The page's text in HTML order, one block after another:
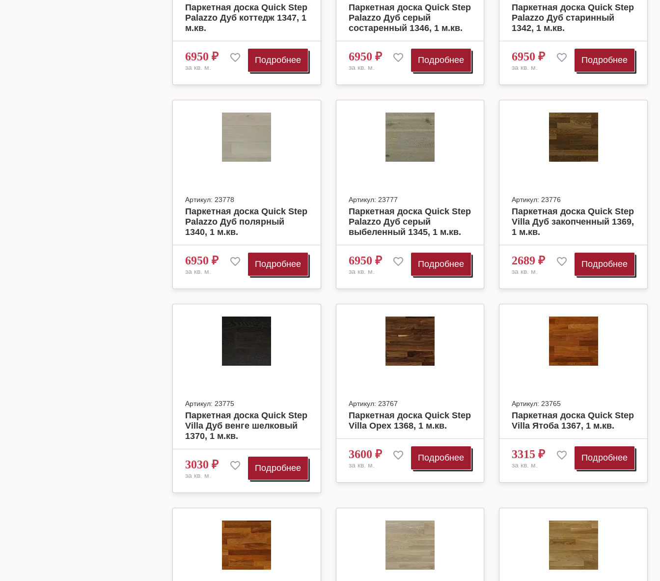
Паркетная доска Quick Step
Palazzo Дуб коттедж 1347, 1
м.кв.
6950 ₽
за кв. м.
Подробнее
Паркетная доска Quick Step
Palazzo Дуб серый
состаренный 1346, 1 м.кв.
6950 ₽
за кв. м.
Подробнее
Паркетная доска Quick Step
Palazzo Дуб старинный
1342, 1 м.кв.
6950 ₽
за кв. м.
Подробнее
Артикул: 23778
Паркетная доска Quick Step
Palazzo Дуб полярный
1340, 1 м.кв.
6950 ₽
за кв. м.
Подробнее
Артикул: 23777
Паркетная доска Quick Step
Palazzo Дуб серый
выбеленный 1345, 1 м.кв.
6950 ₽
за кв. м.
Подробнее
Артикул: 23776
Паркетная доска Quick Step
Villa Дуб закопченный 1369,
1 м.кв.
2689 ₽
за кв. м.
Подробнее
Артикул: 23775
Паркетная доска Quick Step
Villa Дуб венге шелковый
1370, 1 м.кв.
3030 ₽
за кв. м.
Подробнее
Артикул: 23767
Паркетная доска Quick Step
Villa Орех 1368, 1 м.кв.
3600 ₽
за кв. м.
Подробнее
Артикул: 23765
Паркетная доска Quick Step
Villa Ятоба 1367, 1 м.кв.
3315 ₽
за кв. м.
Подробнее